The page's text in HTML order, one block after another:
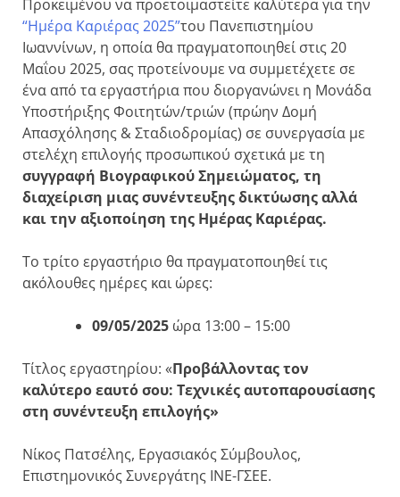
Προκειμένου να προετοιμαστείτε καλύτερα για την
“Ημέρα Καριέρας 2025”του Πανεπιστημίου
Ιωαννίνων, η οποία θα πραγματοποιηθεί στις 20
Μαΐου 2025, σας προτείνουμε να συμμετέχετε σε
ένα από τα εργαστήρια που διοργανώνει η Μονάδα
Υποστήριξης Φοιτητών/τριών (πρώην Δομή
Απασχόλησης & Σταδιοδρομίας) σε συνεργασία με
στελέχη επιλογής προσωπικού σχετικά με τη
συγγραφή Βιογραφικού Σημειώματος, τη
διαχείριση μιας συνέντευξης δικτύωσης αλλά
και την αξιοποίηση της Ημέρας Καριέρας.
Τo τρίτο εργαστήριο θα πραγματοποιηθεί τις
ακόλουθες ημέρες και ώρες:
09/05/2025 ώρα 13:00 – 15:00
Τίτλος εργαστηρίου: «Προβάλλοντας τον
καλύτερο εαυτό σου: Τεχνικές αυτοπαρουσίασης
στη συνέντευξη επιλογής»
Νίκος Πατσέλης, Εργασιακός Σύμβουλος,
Επιστημονικός Συνεργάτης ΙΝΕ-ΓΣΕΕ.